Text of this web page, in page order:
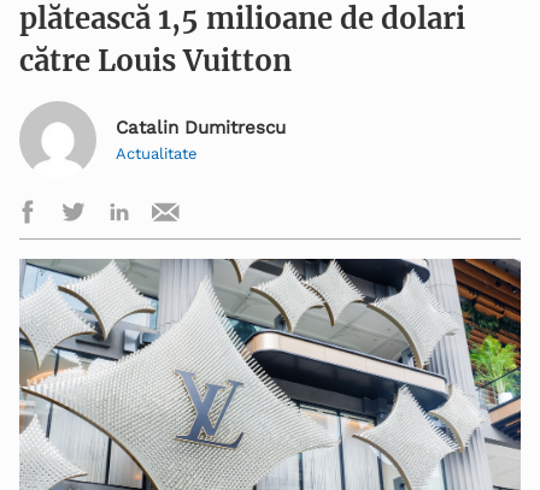
plătească 1,5 milioane de dolari
către Louis Vuitton
Catalin Dumitrescu
Actualitate